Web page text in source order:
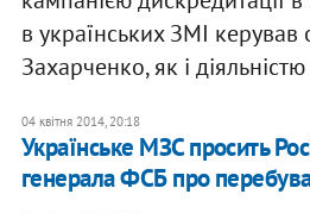
в українських ЗМІ керував
Захарченко, як і
04 квітня 2014, 20:18
Українське МЗС просить
генерала ФСБ про